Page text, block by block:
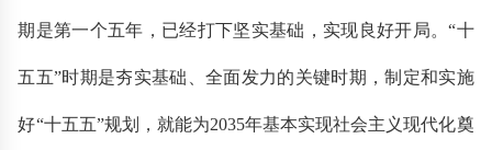
期是第一个五年，已经打下坚实基础，实现良好开局。“十
五五”时期是夯实基础、全面发力的关键时期，制定和实施
好“十五五”规划，就能为2035年基本实现社会主义现代化奠